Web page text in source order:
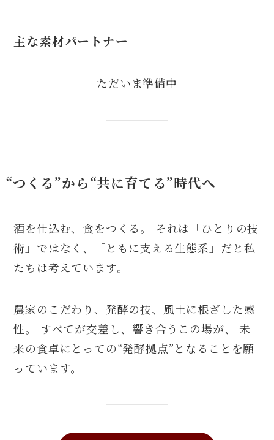
主な素材パートナー
ただいま準備中
“つくる”から“共に育てる”時代へ
酒を仕込む、食をつくる。 それは「ひとりの技
術」ではなく、「ともに支える生態系」だと私
たちは考えています。
農家のこだわり、発酵の技、風土に根ざした感
性。 すべてが交差し、響き合うこの場が、 未
来の食卓にとっての“発酵拠点”となることを願
っています。